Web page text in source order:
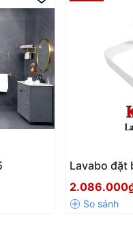
Lavabo đặt
Kassani